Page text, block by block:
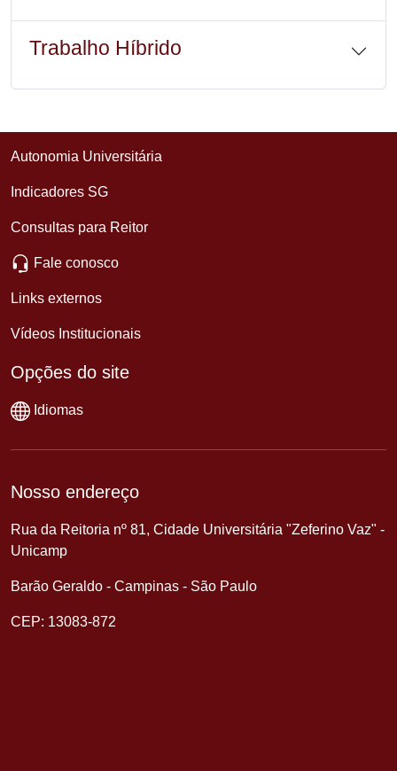
Trabalho Híbrido
Autonomia Universitária
Indicadores SG
Consultas para Reitor
Fale conosco
Links externos
Vídeos Institucionais
Opções do site
Idiomas
Nosso endereço
Rua da Reitoria nº 81, Cidade Universitária "Zeferino Vaz" -
Unicamp
Barão Geraldo - Campinas - São Paulo
CEP: 13083-872